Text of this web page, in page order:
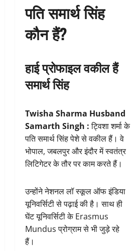
पति समार्थ सिंह
कौन हैं?
हाई प्रोफाइल वकील हैं
समार्थ सिंह
Twisha Sharma Husband
Samarth Singh :ट्विशा शर्मा के
पति समार्थ सिंह पेशे से वकील हैं। वे
भोपाल, जबलपुर और इंदौर में स्वतंत्र
लिटिगेटर के तौर पर काम करते हैं।
उन्होंने नेशनल लॉ स्कूल ऑफ इंडिया
यूनिवर्सिटी से पढ़ाई की है। साथ ही
घेंट यूनिवर्सिटी के Erasmus
Mundus प्रोग्राम से भी जुड़े रहे
हैं।